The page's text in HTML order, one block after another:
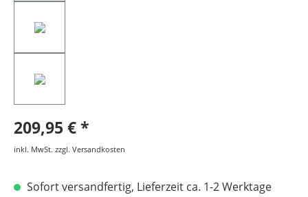
209,95 €
inkl. MwSt. zzgl. Versandkosten
Sofort versandfertig, Lieferzeit ca. 1-2 Werktage